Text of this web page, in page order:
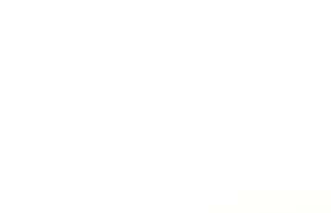
Oscar® James Gay-Rees,
las puertas a archivos
que el propio Cruyff
vez, entrevistas